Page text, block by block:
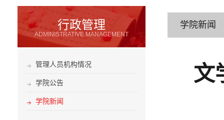
行政管理
ADMINISTRATIVE MANAGEMENT
管理人员机构情况
学院公告
学院新闻
学院新闻
文